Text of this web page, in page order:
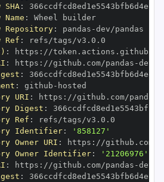
:
:
Wheel builder
Repository: pandas -
Ref :
: https :
: https : //github.com/pandas -
:
: github -
URI : https : //github.com/pandas
Digest :
Ref :
Identifier:
'858127'
Owner URI : https : //github.com/
Owner Identifier:
'21206976'
: https : //github.com/pandas -
: